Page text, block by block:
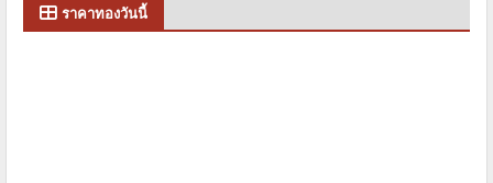
ราคาทองวันนี้